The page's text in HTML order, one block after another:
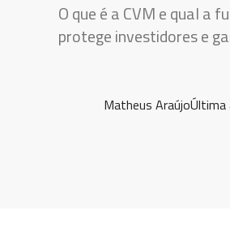
O que é a CVM e qual a
protege investidores e
Matheus AraújoÚltima